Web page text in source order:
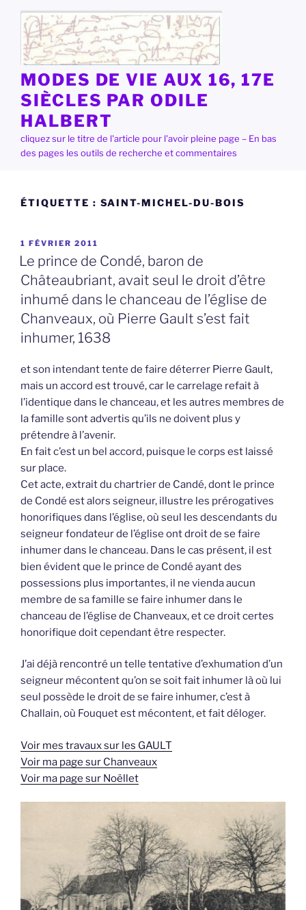
contenu
principal
MODES DE VIE AUX 16, 17E
SIÈCLES PAR ODILE
HALBERT
cliquez sur le titre de l'article pour l'avoir pleine page – En bas
des pages les outils de recherche et commentaires
ÉTIQUETTE : SAINT-MICHEL-DU-BOIS
PUBLIÉ
LE
1 FÉVRIER 2011
Le prince de Condé, baron de
Châteaubriant, avait seul le droit d’être
inhumé dans le chanceau de l’église de
Chanveaux, où Pierre Gault s’est fait
inhumer, 1638
et son intendant tente de faire déterrer Pierre Gault,
mais un accord est trouvé, car le carrelage refait à
l’identique dans le chanceau, et les autres membres de
la famille sont advertis qu’ils ne doivent plus y
prétendre à l’avenir.
En fait c’est un bel accord, puisque le corps est laissé
sur place.
Cet acte, extrait du chartrier de Candé, dont le prince
de Condé est alors seigneur, illustre les prérogatives
honorifiques dans l’église, où seul les descendants du
seigneur fondateur de l’église ont droit de se faire
inhumer dans le chanceau. Dans le cas présent, il est
bien évident que le prince de Condé ayant des
possessions plus importantes, il ne vienda aucun
membre de sa famille se faire inhumer dans le
chanceau de l’église de Chanveaux, et ce droit certes
honorifique doit cependant être respecter.
J’ai déjà rencontré un telle tentative d’exhumation d’un
seigneur mécontent qu’on se soit fait inhumer là où lui
seul possède le droit de se faire inhumer, c’est à
Challain, où Fouquet est mécontent, et fait déloger.
Voir mes travaux sur les GAULT
Voir ma page sur Chanveaux
Voir ma page sur Noëllet